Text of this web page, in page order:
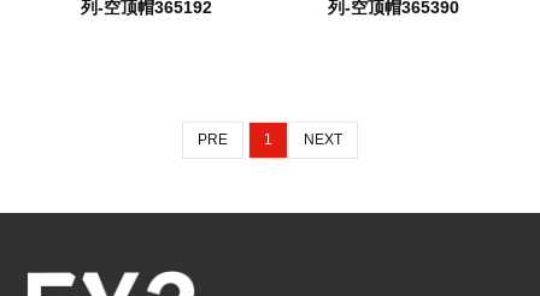
列-空顶帽365192
列-空顶帽365390
PRE 1 NEXT